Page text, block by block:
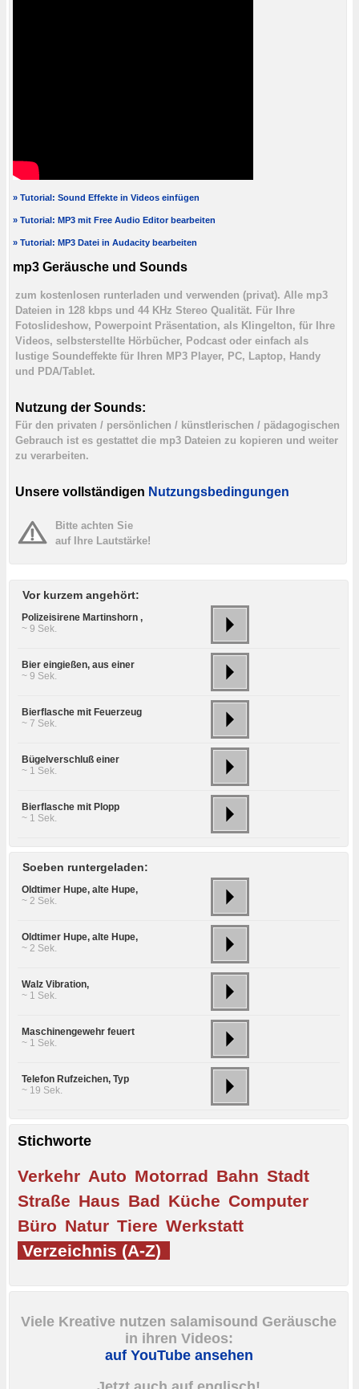
» Tutorial: Sound Effekte in Videos einfügen
» Tutorial: MP3 mit Free Audio Editor bearbeiten
» Tutorial: MP3 Datei in Audacity bearbeiten
mp3 Geräusche und Sounds
zum kostenlosen runterladen und verwenden (privat). Alle mp3
Dateien in 128 kbps und 44 KHz Stereo Qualität. Für Ihre
Fotoslideshow, Powerpoint Präsentation, als Klingelton, für Ihre
Videos, selbsterstellte Hörbücher, Podcast oder einfach als
lustige Soundeffekte für Ihren MP3 Player, PC, Laptop, Handy
und PDA/Tablet.
Nutzung der Sounds:
Für den privaten / persönlichen / künstlerischen / pädagogischen
Gebrauch ist es gestattet die mp3 Dateien zu kopieren und weiter
zu verarbeiten.
Unsere vollständigen Nutzungsbedingungen
Bitte achten Sie
auf Ihre Lautstärke!
Vor kurzem angehört:
Polizeisirene Martinshorn ,
~ 9 Sek.
Bier eingießen, aus einer
~ 9 Sek.
Bierflasche mit Feuerzeug
~ 7 Sek.
Bügelverschluß einer
~ 1 Sek.
Bierflasche mit Plopp
~ 1 Sek.
Soeben runtergeladen:
Oldtimer Hupe, alte Hupe,
~ 2 Sek.
Oldtimer Hupe, alte Hupe,
~ 2 Sek.
Walz Vibration,
~ 1 Sek.
Maschinengewehr feuert
~ 1 Sek.
Telefon Rufzeichen, Typ
~ 19 Sek.
Stichworte
Verkehr Auto Motorrad Bahn Stadt
Straße Haus Bad Küche Computer
Büro Natur Tiere Werkstatt
Verzeichnis (A-Z)
Viele Kreative nutzen salamisound Geräusche
in ihren Videos:
auf YouTube ansehen